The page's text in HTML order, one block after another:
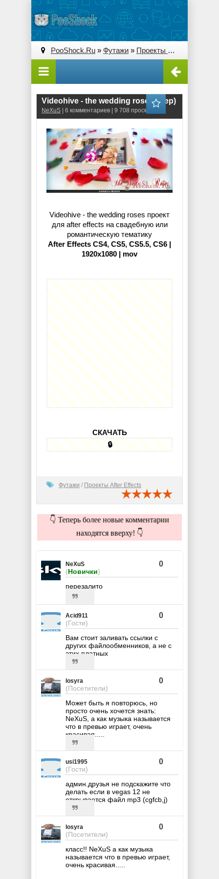
PooShock.Ru » Футажи » Проекты After Effects
Videohive - the wedding roses (.aep)
NeXuS | 6 комментариев | 9 708 просмотров
Videohive - the wedding roses проект
для after effects на свадебную или
романтическую тематику
After Effects CS4, CS5, CS5.5, CS6 |
1920x1080 | mov
СКАЧАТЬ
🔒
Футажи / Проекты After Effects
👇 Теперь более новые комментарии
находятся вверху! 👇
NeXuS
(Новички)
0
перезалито
Acid911
(Гости)
0
Вам стоит заливать ссылки с
других файлообменников, а не с
этих платных
losyra
(Посетители)
0
Может быть я повторюсь, но
просто очень хочется знать:
NeXuS, а как музыка называется
что в превью играет, очень
красивая.....
usi1995
(Гости)
0
админ.друзья не подскажите что
делать если в vegas 12 не
открывается файл mp3 (cgfcb,j)
losyra
(Посетители)
0
класс!! NeXuS а как музыка
называется что в превью играет,
очень красивая.....